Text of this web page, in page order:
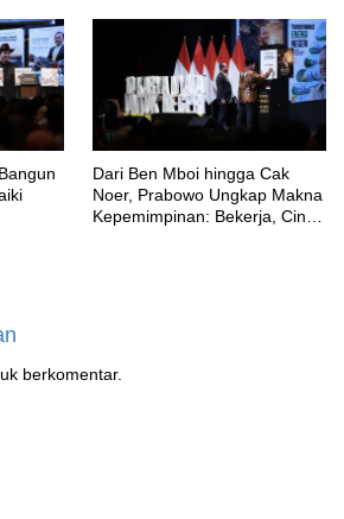
Dari Ben Mboi hingga Cak
Noer, Prabowo Ungkap Makna
Kepemimpinan: Bekerja, Cintai
berkomentar.